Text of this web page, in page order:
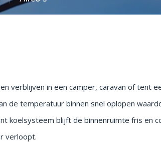
verblijven in een camper, caravan of tent
de temperatuur binnen snel oplopen
koelsysteem blijft de binnenruimte fris en
verloopt.